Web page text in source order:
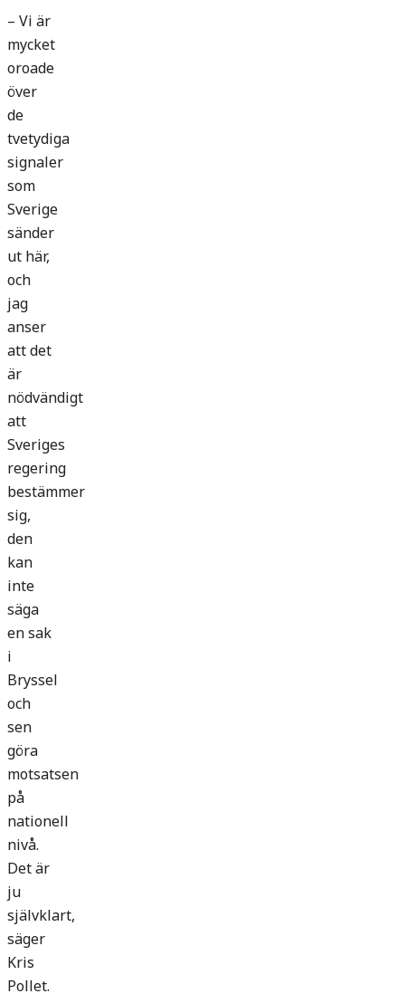
– Vi är
mycket
oroade
över
de
tvetydiga
signaler
som
Sverige
sänder
ut här,
och
jag
anser
att det
är
nödvändigt
att
Sveriges
regering
bestämmer
sig,
den
kan
inte
säga
en sak
i
Bryssel
och
sen
göra
motsatsen
på
nationell
nivå.
Det är
ju
självklart,
säger
Kris
Pollet.